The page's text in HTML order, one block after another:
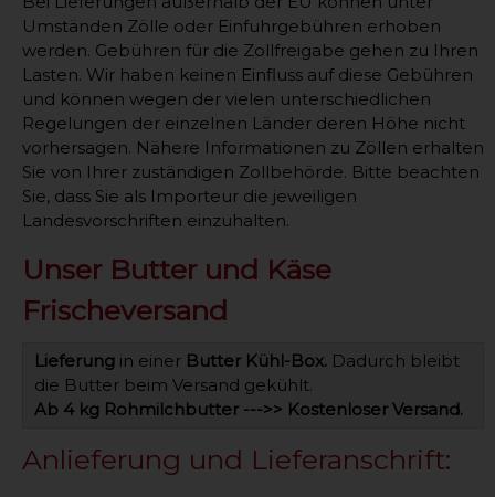
Umständen Zölle oder Einfuhrgebühren erhoben
werden. Gebühren für die Zollfreigabe gehen zu Ihren
Lasten. Wir haben keinen Einfluss auf diese Gebühren
und können wegen der vielen unterschiedlichen
Regelungen der einzelnen Länder deren Höhe nicht
vorhersagen. Nähere Informationen zu Zöllen erhalten
Sie von Ihrer zuständigen Zollbehörde. Bitte beachten
Sie, dass Sie als Importeur die jeweiligen
Landesvorschriften einzuhalten.
Unser Butter und Käse
Frischeversand
Lieferung in einer Butter Kühl-Box. Dadurch bleibt
die Butter beim Versand gekühlt.
Ab 4 kg Rohmilchbutter --->> Kostenloser Versand.
Anlieferung und Lieferanschrift: